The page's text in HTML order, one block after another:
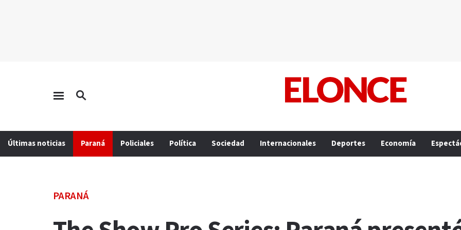
Últimas noticias Paraná Policiales Política Sociedad Internacionales Deportes Economía
PARANÁ